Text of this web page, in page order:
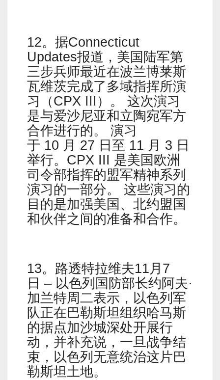
12。据Connecticut
Updates报道，美国陆军第
三步兵师最近在波兰博莱斯
瓦维茨完成了多域指挥所演
习（CPX III）。 这次演习
是与爱沙尼亚和立陶宛军方
合作进行的。 演习
于 10 月 27 日至 11 月 3 日
举行。CPX III 是美国欧洲
司令部指挥的盟军精神系列
演习的一部分。 这些演习的
目的是加强美国、北约盟国
和伙伴之间的准备和合作。
13。路透特拉维夫11月7
日 – 以色列国防部长约阿夫·
加兰特周二表示，以色列军
队正在巴勒斯坦组织哈马斯
的据点加沙城深处开展行
动，并补充说，一旦战争结
束，以色列无意统治这片巴
勒斯坦土地。